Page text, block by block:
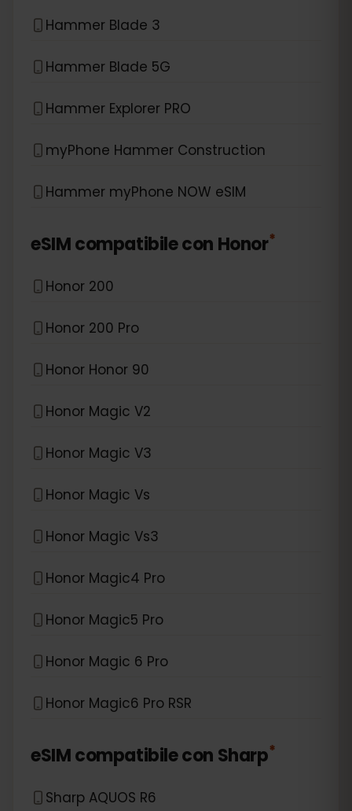
Hammer Blade 3
Hammer Blade 5G
Hammer Explorer PRO
myPhone Hammer Construction
Hammer myPhone NOW eSIM
eSIM compatibile con Honor*
Honor 200
Honor 200 Pro
Honor Honor 90
Honor Magic V2
Honor Magic V3
Honor Magic Vs
Honor Magic Vs3
Honor Magic4 Pro
Honor Magic5 Pro
Honor Magic 6 Pro
Honor Magic6 Pro RSR
eSIM compatibile con Sharp*
Sharp AQUOS R6